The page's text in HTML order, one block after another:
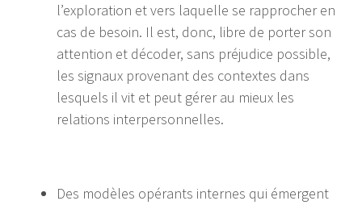
l’exploration et vers laquelle se rapprocher en
cas de besoin. Il est, donc, libre de porter son
attention et décoder, sans préjudice possible,
les signaux provenant des contextes dans
lesquels il vit et peut gérer au mieux les
relations interpersonnelles.
Des modèles opérants internes qui émergent